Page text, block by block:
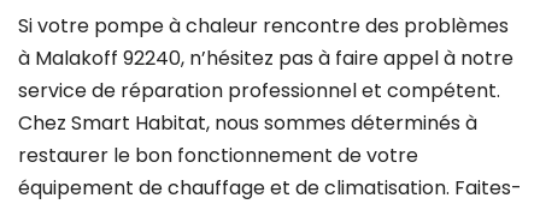
Si votre pompe à chaleur rencontre des problèmes
à Malakoff 92240, n’hésitez pas à faire appel à notre
service de réparation professionnel et compétent.
Chez Smart Habitat, nous sommes déterminés à
restaurer le bon fonctionnement de votre
équipement de chauffage et de climatisation. Faites-